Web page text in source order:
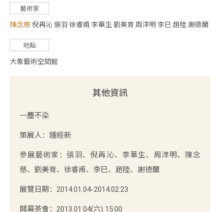
藝術家
陳念慈倪再沁 張羽 徐睿甫 李華生 劉美育 周洋明 李巳 趙陸 謝德蘭
地點
大象藝術空間館
其他資訊
一塵不染
策展人：鍾經新
參展藝術家：張羽、倪再沁、李華生、周洋明、陳念
慈、劉美育、徐睿甫、李巳、趙陸、謝德蘭
展覽日期：2014.01.04-2014.02.23
開幕茶會：2013.01.04(六) 15:00